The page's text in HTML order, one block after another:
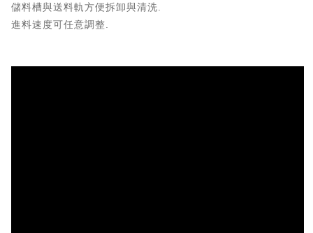
儲料槽與送料軌方便拆卸與清洗.
進料速度可任意調整.